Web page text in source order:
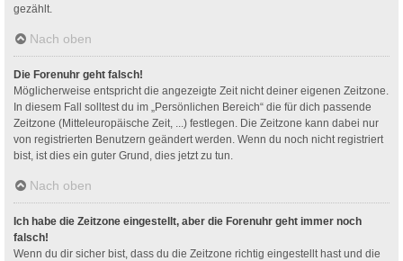
gezählt.
Nach oben
Die Forenuhr geht falsch!
Möglicherweise entspricht die angezeigte Zeit nicht deiner eigenen Zeitzone.
In diesem Fall solltest du im „Persönlichen Bereich“ die für dich passende
Zeitzone (Mitteleuropäische Zeit, ...) festlegen. Die Zeitzone kann dabei nur
von registrierten Benutzern geändert werden. Wenn du noch nicht registriert
bist, ist dies ein guter Grund, dies jetzt zu tun.
Nach oben
Ich habe die Zeitzone eingestellt, aber die Forenuhr geht immer noch
falsch!
Wenn du dir sicher bist, dass du die Zeitzone richtig eingestellt hast und die